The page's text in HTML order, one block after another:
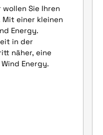
Sie Ihren
einer kleinen
Energy.
in der
näher, eine
Energy.